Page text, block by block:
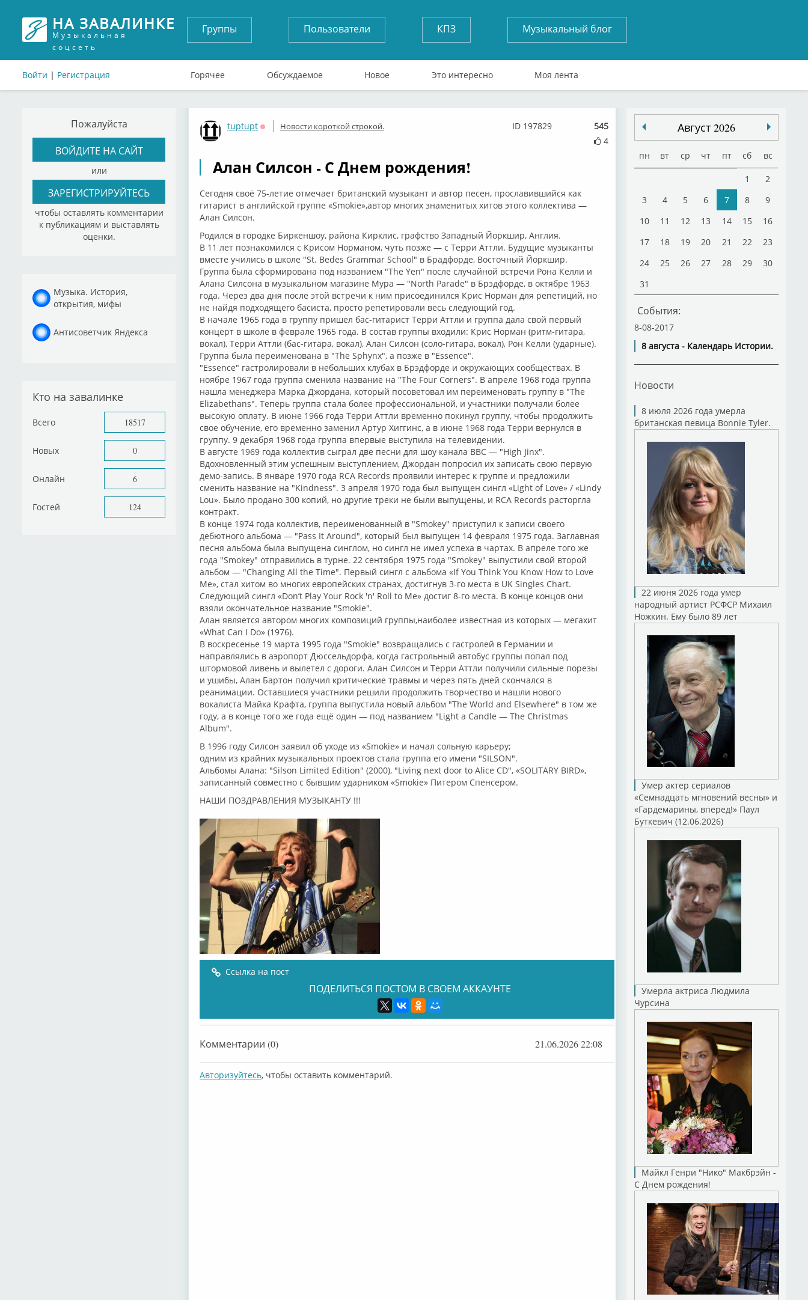
НА ЗАВАЛИНКЕ
Музыкальная
соцсеть
Войти | Регистрация
Группы Пользователи КПЗ Музыкальный блог
Горячее Обсуждаемое Новое Это интересно Моя лента
Пожалуйста
ВОЙДИТЕ НА САЙТ
или
ЗАРЕГИСТРИРУЙТЕСЬ
чтобы оставлять комментарии
к публикациям и выставлять
оценки.
Музыка. История,
открытия, мифы
Антисоветчик Яндекса
Кто на завалинке
Всего 18517
Новых 0
Онлайн 6
Гостей 124
tuptupt
Оффлайн
Новости короткой строкой.
545
4
ID 197829
Алан Силсон - С Днем рождения!
Сегодня своё 75-летие отмечает британский музыкант и автор песен, прославившийся как
гитарист в английской группе «Smokie»,автор многих знаменитых хитов этого коллектива —
Алан Силсон.
Родился в городке Биркеншоу, района Кирклис, графство Западный Йоркшир, Англия.
В 11 лет познакомился с Крисом Норманом, чуть позже — с Терри Аттли. Будущие музыканты
вместе учились в школе "St. Bedes Grammar School" в Брадфорде, Восточный Йоркшир.
Группа была сформирована под названием "The Yen" после случайной встречи Рона Келли и
Алана Силсона в музыкальном магазине Мура — "North Parade" в Брэдфорде, в октябре 1963
года. Через два дня после этой встречи к ним присоединился Крис Норман для репетиций, но
не найдя подходящего басиста, просто репетировали весь следующий год.
В начале 1965 года в группу пришел бас-гитарист Терри Аттли и группа дала свой первый
концерт в школе в феврале 1965 года. В состав группы входили: Крис Норман (ритм-гитара,
вокал), Терри Аттли (бас-гитара, вокал), Алан Силсон (соло-гитара, вокал), Рон Келли (ударные).
Группа была переименована в "The Sphynx", а позже в "Essence".
"Essence" гастролировали в небольших клубах в Брэдфорде и окружающих сообществах. В
ноябре 1967 года группа сменила название на "The Four Corners". В апреле 1968 года группа
нашла менеджера Марка Джордана, который посоветовал им переименовать группу в "The
Elizabethans". Теперь группа стала более профессиональной, и участники получали более
высокую оплату. В июне 1966 года Терри Аттли временно покинул группу, чтобы продолжить
свое обучение, его временно заменил Артур Хиггинс, а в июне 1968 года Терри вернулся в
группу. 9 декабря 1968 года группа впервые выступила на телевидении.
В августе 1969 года коллектив сыграл две песни для шоу канала BBC — "High Jinx".
Вдохновленный этим успешным выступлением, Джордан попросил их записать свою первую
демо-запись. В январе 1970 года RCA Records проявили интерес к группе и предложили
сменить название на "Kindness". 3 апреля 1970 года был выпущен сингл «Light of Love» / «Lindy
Lou». Было продано 300 копий, но другие треки не были выпущены, и RCA Records расторгла
контракт.
В конце 1974 года коллектив, переименованный в "Smokey" приступил к записи своего
дебютного альбома — "Pass It Around", который был выпущен 14 февраля 1975 года. Заглавная
песня альбома была выпущена синглом, но сингл не имел успеха в чартах. В апреле того же
года "Smokey" отправились в турне. 22 сентября 1975 года "Smokey" выпустили свой второй
альбом — "Changing All the Time". Первый сингл с альбома «If You Think You Know How to Love
Me», стал хитом во многих европейских странах, достигнув 3-го места в UK Singles Chart.
Следующий сингл «Don’t Play Your Rock 'n' Roll to Me» достиг 8-го места. В конце концов они
взяли окончательное название "Smokie".
Алан является автором многих композиций группы,наиболее известная из которых — мегахит
«What Can I Do» (1976).
В воскресенье 19 марта 1995 года "Smokie" возвращались с гастролей в Германии и
направлялись в аэропорт Дюссельдорфа, когда гастрольный автобус группы попал под
штормовой ливень и вылетел с дороги. Алан Силсон и Терри Аттли получили сильные порезы
и ушибы, Алан Бартон получил критические травмы и через пять дней скончался в
реанимации. Оставшиеся участники решили продолжить творчество и нашли нового
вокалиста Майка Крафта, группа выпустила новый альбом "The World and Elsewhere" в том же
году, а в конце того же года ещё один — под названием "Light a Candle — The Christmas
Album".
В 1996 году Силсон заявил об уходе из «Smokie» и начал сольную карьеру;
одним из крайних музыкальных проектов стала группа его имени "SILSON".
Альбомы Алана: "Silson Limited Edition" (2000), "Living next door to Alice CD", «SOLITARY BIRD»,
записанный совместно с бывшим ударником «Smokie» Питером Спенсером.
НАШИ ПОЗДРАВЛЕНИЯ МУЗЫКАНТУ !!!
Ссылка на пост
ПОДЕЛИТЬСЯ ПОСТОМ В СВОЕМ АККАУНТЕ
Комментарии (0) 21.06.2026 22:08
Авторизуйтесь, чтобы оставить комментарий.
Август 2026
пн вт ср чт пт сб вс
1
2
3
4 5 6 7 8
9
10
11 12 13 14 15
16
17
18 19 20 21 22
23
24
25 26 27 28 29
30
31
События:
8-08-2017
8 августа - Календарь Истории.
Новости
8 июля 2026 года умерла
британская певица Bonnie Tyler.
22 июня 2026 года умер
народный артист РСФСР Михаил
Ножкин. Ему было 89 лет
Умер актер сериалов
«Семнадцать мгновений весны» и
«Гардемарины, вперед!» Паул
Буткевич (12.06.2026)
Умерла актриса Людмила
Чурсина
Майкл Генри "Нико" Макбрэйн -
С Днем рождения!